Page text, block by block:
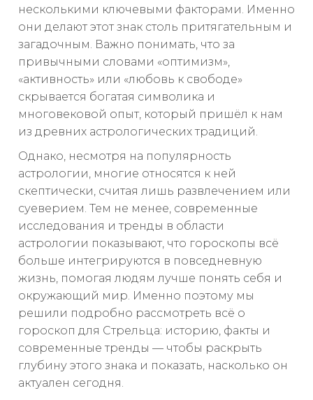
несколькими ключевыми факторами. Именно
они делают этот знак столь притягательным и
загадочным. Важно понимать, что за
привычными словами «оптимизм»,
«активность» или «любовь к свободе»
скрывается богатая символика и
многовековой опыт, который пришёл к нам
из древних астрологических традиций.
Однако, несмотря на популярность
астрологии, многие относятся к ней
скептически, считая лишь развлечением или
суеверием. Тем не менее, современные
исследования и тренды в области
астрологии показывают, что гороскопы всё
больше интегрируются в повседневную
жизнь, помогая людям лучше понять себя и
окружающий мир. Именно поэтому мы
решили подробно рассмотреть всё о
гороскоп для Стрельца: историю, факты и
современные тренды — чтобы раскрыть
глубину этого знака и показать, насколько он
актуален сегодня.